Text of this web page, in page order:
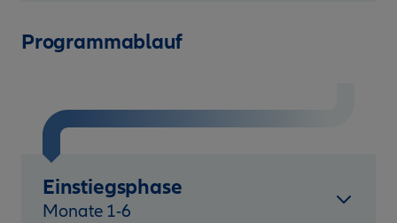
Programmablauf
Einstiegsphase
Monate 1-6